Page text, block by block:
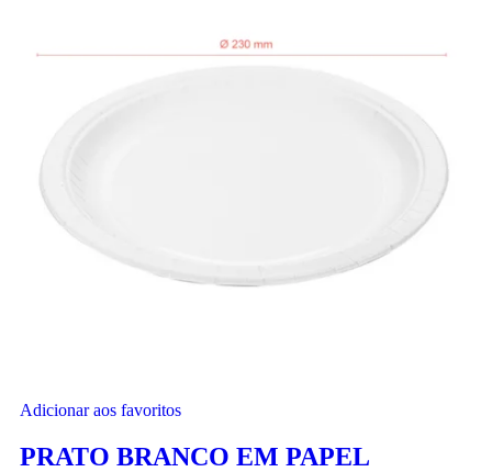
Adicionar aos favoritos
PRATO BRANCO EM PAPEL